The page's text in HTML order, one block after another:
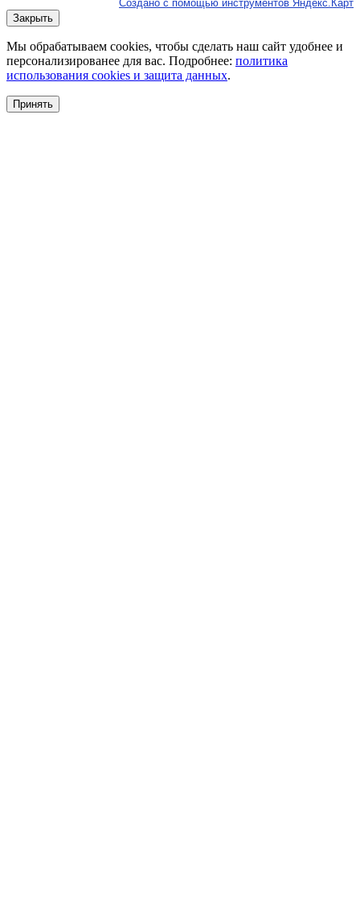
Создано с помощью инструментов Яндекс.Карт
Закрыть
Мы обрабатываем cookies, чтобы сделать наш сайт удобнее и
персонализированее для вас. Подробнее: политика
использования cookies и защита данных.
Принять